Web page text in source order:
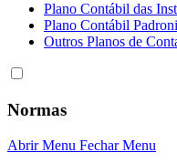
Plano Contábil das
Plano Contábil
Outros Planos de
Normas
Abrir Menu Fechar Menu